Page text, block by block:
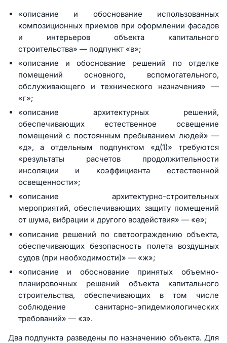
«описание и обоснование использованных
композиционных приемов при оформлении фасадов
и интерьеров объекта капитального
строительства» — подпункт «в»;
«описание и обоснование решений по отделке
помещений основного, вспомогательного,
обслуживающего и технического назначения» —
«г»;
«описание архитектурных решений,
обеспечивающих естественное освещение
помещений с постоянным пребыванием людей» —
«д», а отдельным подпунктом «д(1)» требуются
«результаты расчетов продолжительности
инсоляции и коэффициента естественной
освещенности»;
«описание архитектурно-строительных
мероприятий, обеспечивающих защиту помещений
от шума, вибрации и другого воздействия» — «е»;
«описание решений по светоограждению объекта,
обеспечивающих безопасность полета воздушных
судов (при необходимости)» — «ж»;
«описание и обоснование принятых объемно-
планировочных решений объекта капитального
строительства, обеспечивающих в том числе
соблюдение санитарно-эпидемиологических
требований» — «з».
Два подпункта разведены по назначению объекта. Для